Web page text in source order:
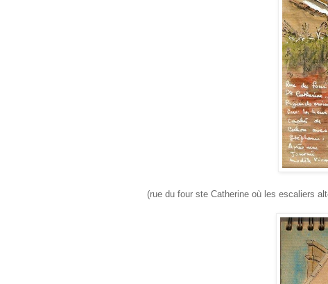
(rue du four ste Catherine où les escaliers